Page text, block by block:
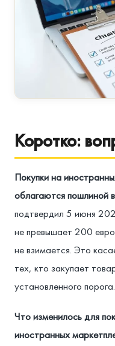
Коротко:
Покупки на
облагаются пошлиной
подтвердил 5 июня
не превышает 200
не взимается. Это
тех, кто закупает
установленного порога.
Что изменилось для
иностранных